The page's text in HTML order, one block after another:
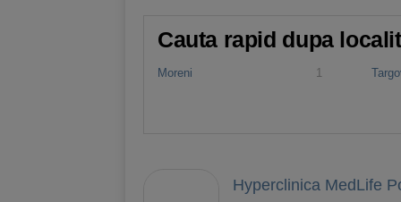
Cauta rapid dupa
Moreni 1
Hyperclinica MedLife